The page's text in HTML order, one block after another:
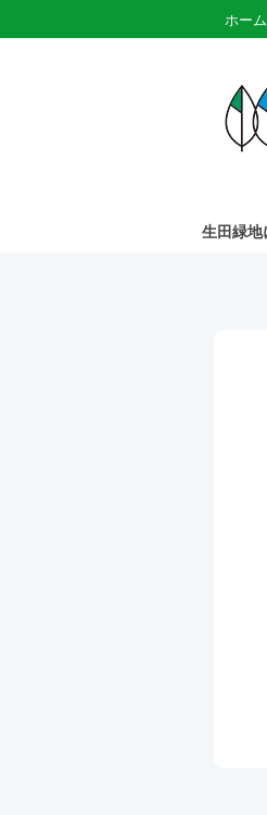
ホーム
生田緑地